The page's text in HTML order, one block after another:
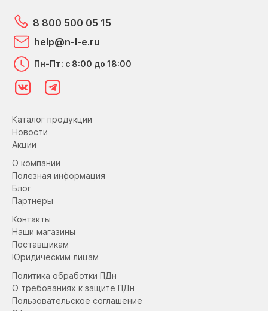
Каталог продукции
Новости
Акции
О компании
Полезная информация
Блог
Партнеры
Контакты
Наши магазины
Поставщикам
Юридическим лицам
Политика обработки ПДн
О требованиях к защите ПДн
Пользовательское соглашение
8 800 500 05 15
help@n-l-e.ru
Пн-Пт: с 8:00 до 18:00